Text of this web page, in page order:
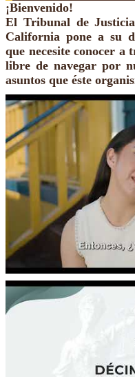
¡Bienvenido!
El Tribunal de
California pone a su
que necesite conocer a
libre de navegar por
asuntos que éste